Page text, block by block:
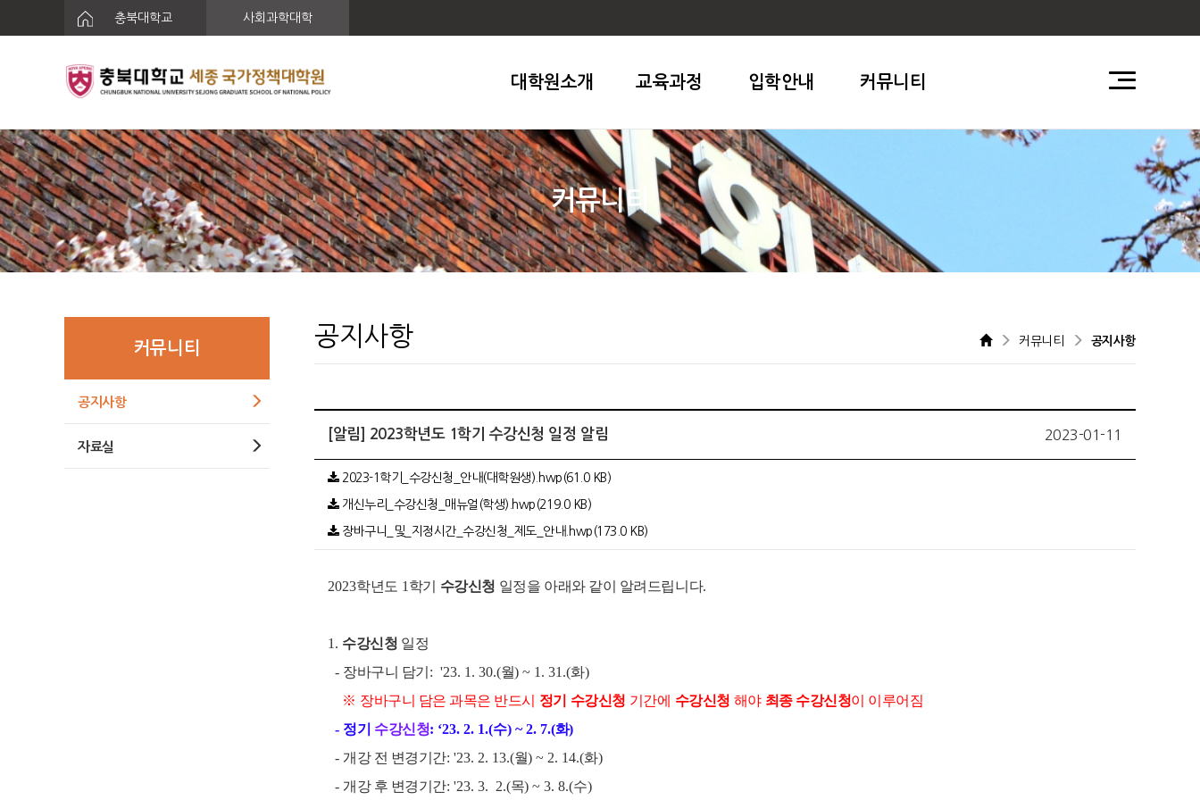
충북대학교 사회과학대학
대학원소개 교육과정 입학안내 커뮤니티
커뮤니티
커뮤니티
공지사항
자료실
공지사항 커뮤니티 공지사항
[알림] 2023학년도 1학기 수강신청 일정 알림 2023-01-11
2023-1학기_수강신청_안내(대학원생).hwp(61.0 KB)
개신누리_수강신청_매뉴얼(학생).hwp(219.0 KB)
장바구니_및_지정시간_수강신청_제도_안내.hwp(173.0 KB)
2023학년도 1 학기 수강신청 일정을 아래와 같이 알려드립니다.
1. 수강신청 일정
- 장바구니 담기 : '23. 1. 30.(월) ~ 1. 31.(화)
※ 장바구니 담은 과목은 반드시 정기 수강신청 기간에 수강신청 해야 최종 수강신청이 이루어짐
- 정기 수강신청: ‘23. 2. 1.(수) ~ 2. 7.(화)
- 개강 전 변경기간: '23. 2. 13.(월) ~ 2. 14.(화)
- 개강 후 변경기간: '23. 3. 2.(목) ~ 3. 8.(수)